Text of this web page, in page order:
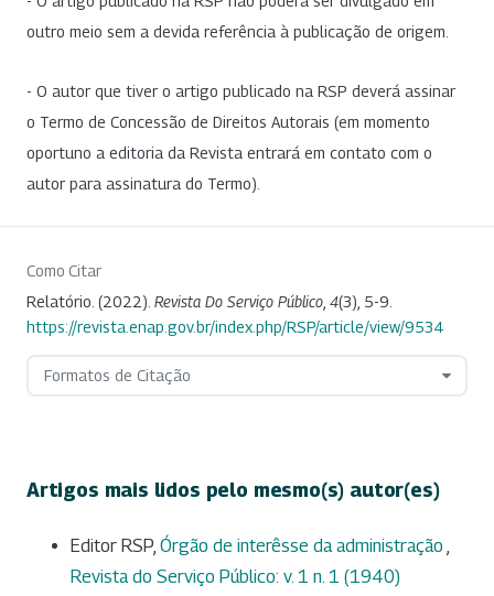
outro meio sem a devida referência à publicação de origem.
- O autor que tiver o artigo publicado na RSP deverá assinar
o Termo de Concessão de Direitos Autorais (em momento
oportuno a editoria da Revista entrará em contato com o
autor para assinatura do Termo).
Como Citar
Relatório. (2022). Revista Do Serviço Público 4(3), 5-9.
https://revista.enap.gov.br/index.php/RSP/article/view/9534
Formatos de Citação
Artigos mais lidos pelo mesmo(s) autor(es)
Editor RSP, Órgão de interêsse da administração ,
Revista do Serviço Público: v. 1 n. 1 (1940)